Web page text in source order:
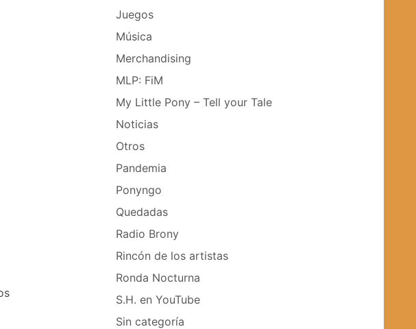
Juegos
Música
Merchandising
MLP: FiM
My Little Pony – Tell your Tale
Noticias
Otros
Pandemia
Ponyngo
Quedadas
Radio Brony
Rincón de los artistas
Ronda Nocturna
S.H. en YouTube
Sin categoría